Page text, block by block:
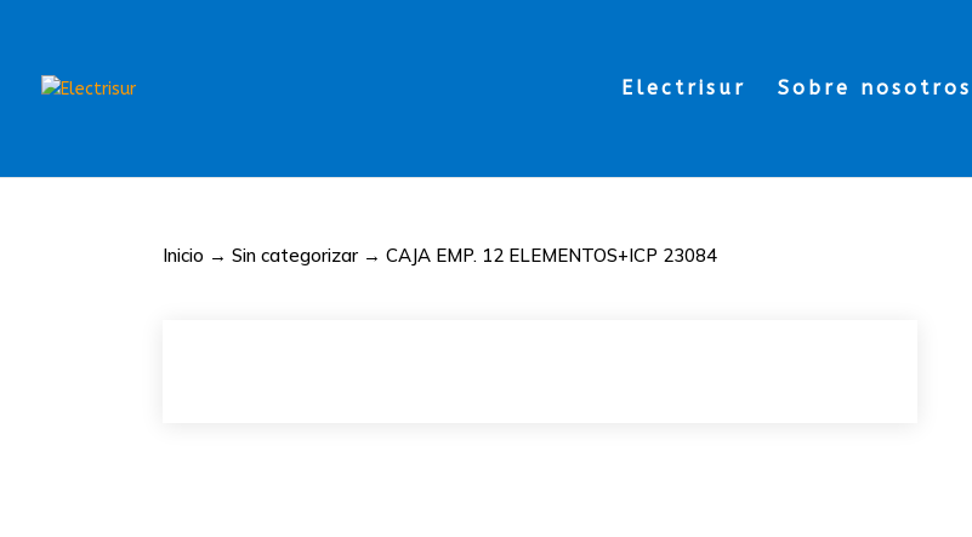
Electrisur Sobre nosotros
Inicio →Sin categorizar → CAJA EMP. 12 ELEMENTOS+ICP 23084